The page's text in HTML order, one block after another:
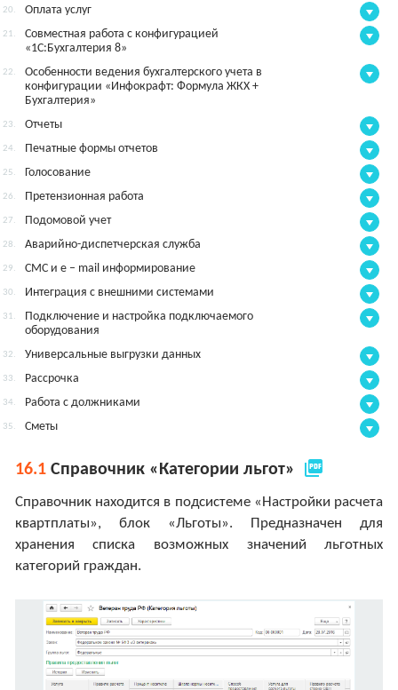
20. Оплата услуг
21.
Совместная работа с конфигурацией
«1С:Бухгалтерия 8»
22.
Особенности ведения бухгалтерского учета в
конфигурации «Инфокрафт: Формула ЖКХ +
Бухгалтерия»
23. Отчеты
24. Печатные формы отчетов
25. Голосование
26. Претензионная работа
27. Подомовой учет
28. Аварийно-диспетчерская служба
29. СМС и e – mail информирование
30. Интеграция с внешними системами
31.
Подключение и настройка подключаемого
оборудования
32. Универсальные выгрузки данных
33. Рассрочка
34. Работа с должниками
35. Сметы
16.1 Справочник «Категории льгот» picture_as_pdf
Справочник находится в подсистеме «Настройки расчета
квартплаты», блок «Льготы». Предназначен для
хранения списка возможных значений льготных
категорий граждан.